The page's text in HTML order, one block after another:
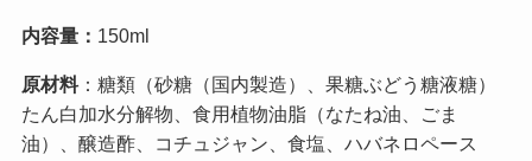
内容量： 150ml
原材料：糖類（砂糖（国内製造）、果糖ぶどう糖液糖）
たん白加水分解物、食用植物油脂（なたね油、ごま
油）、醸造酢、コチュジャン、食塩、ハバネロペース